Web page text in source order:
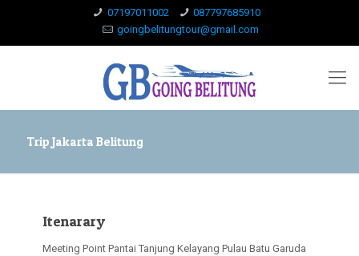
07197011002
087797685910
goingbelitungtour@gmail.com
Trip Jakarta Belitung
Itenarary
Meeting Point Pantai Tanjung Kelayang Pulau Batu Garuda